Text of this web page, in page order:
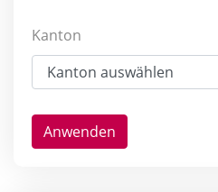
Kanton
Anwenden